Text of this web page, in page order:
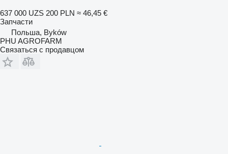
637 000 UZS 200 PLN ≈ 46,45 €
Запчасти
Польша, Byków
PHU AGROFARM
Связаться с продавцом